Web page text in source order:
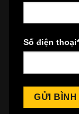
Số điện thoại*